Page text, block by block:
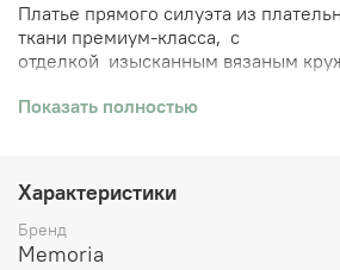
Платье прямого силуэта из
ткани премиум-класса, с
отделкой изысканным вязаным
Показать полностью
Характеристики
Бренд
Memoria